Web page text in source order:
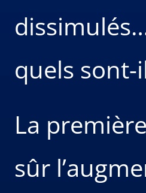
quels sont-
La
sûr